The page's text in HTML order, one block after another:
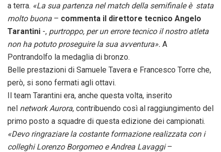
a terra. «La sua partenza nel match della semifinale è stata
molto buona – commenta il direttore tecnico Angelo
Tarantini -, purtroppo, per un errore tecnico il nostro atleta
non ha potuto proseguire la sua avventura». A
Pontrandolfo la medaglia di bronzo.
Belle prestazioni di Samuele Tavera e Francesco Torre che,
però, si sono fermati agli ottavi.
Il team Tarantini era, anche questa volta, inserito
nel network Aurora, contribuendo così al raggiungimento del
primo posto a squadre di questa edizione dei campionati.
«Devo ringraziare la costante formazione realizzata con i
colleghi Lorenzo Borgomeo e Andrea Lavaggi–